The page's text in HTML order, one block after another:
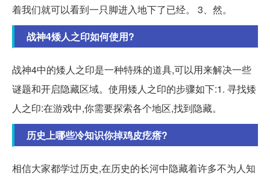
着我们就可以看到一只脚进入地下了已经。 3、然。
战神4矮人之印如何使用?
战神4中的矮人之印是一种特殊的道具,可以用来解决一些
谜题和开启隐藏区域。使用矮人之印的步骤如下:1. 寻找矮
人之印:在游戏中,你需要探索各个地区,找到隐藏。
历史上哪些冷知识你掉鸡皮疙瘩?
相信大家都学过历史,在历史的长河中隐藏着许多不为人知